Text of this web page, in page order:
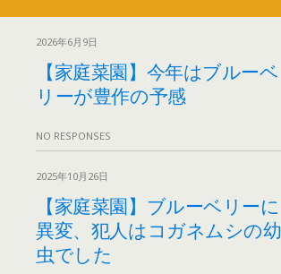
2026年6月9日
【家庭菜園】今年はブルーベ
リーが豊作の予感
NO RESPONSES
2025年10月26日
【家庭菜園】ブルーベリーに
異変、犯人はコガネムシの幼
虫でした